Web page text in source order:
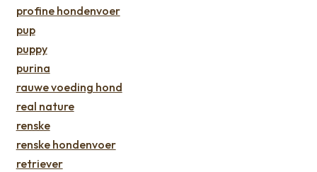
profine hondenvoer
pup
puppy
purina
rauwe voeding hond
real nature
renske
renske hondenvoer
retriever